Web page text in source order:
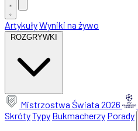
ArtykułyWyniki na żywo
ROZGRYWKI
Mistrzostwa Świata 2026
SkrótyTypy Bukmacherzy Porady